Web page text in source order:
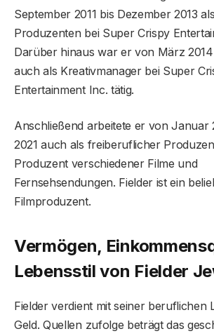
September 2011 bis Dezember 2013
Produzenten bei Super Crispy
Darüber hinaus war er von März
auch als Kreativmanager bei Super
Entertainment Inc. tätig.
Anschließend arbeitete er von Januar
2021 auch als freiberuflicher
Produzent verschiedener Filme und
Fernsehsendungen. Fielder ist ein
Filmproduzent.
Vermögen,
Lebensstil von Fielder
Fielder verdient mit seiner beruflichen
Geld. Quellen zufolge beträgt das